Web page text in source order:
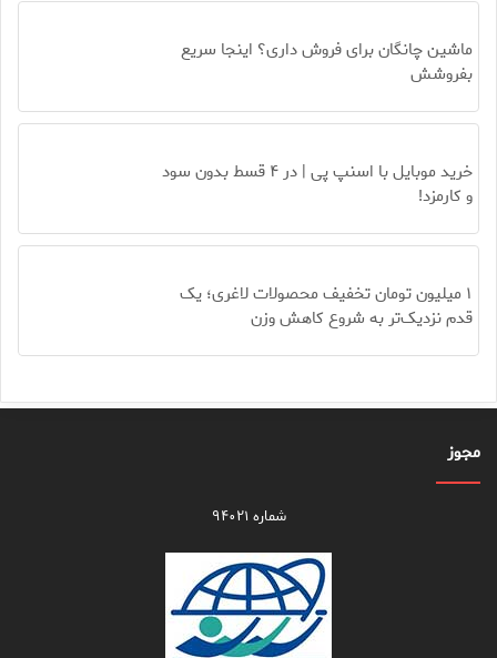
ماشین چانگان برای فروش داری؟ اینجا سریع
بفروشش
خرید موبایل با اسنپ پی | در ۴ قسط بدون سود
و کارمزد!
۱ میلیون تومان تخفیف محصولات لاغری؛ یک
قدم نزدیک‌تر به شروع کاهش وزن
مجوز
شماره ۹۴۰۲۱